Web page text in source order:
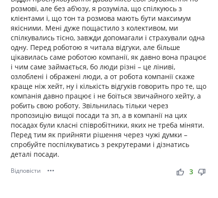
розмові, але без аб’юзу, я розуміла, що спілкуюсь з
клієнтами і, що тон та розмова мають бути максимум
якісними. Мені дуже пощастило з колективом, ми
спілкувались тісно, завжди допомагали і страхували одна
одну. Перед роботою я читала відгуки, але більше
цікавилась саме роботою компанії, як давно вона працює
і чим саме займається, бо люди різні – це ліниві,
озлоблені і ображені люди, а от робота компанії скаже
краще ніж хейт, ну і кількість відгуків говорить про те, що
компанія давно працює і не боїться звичайного хейту, а
робить свою роботу. Звільнилась тільки через
пропозицію вищої посади та зп, а в компанії на цих
посадах були класні співробітники, яких не треба міняти.
Перед тим як прийняти рішення через чужі думки –
спробуйте поспілкуватись з рекрутерами і дізнатись
деталі посади.
Відповісти ••• thumb_up thumb_down
3